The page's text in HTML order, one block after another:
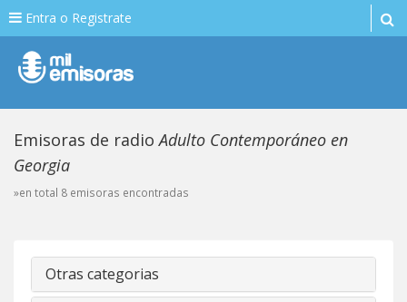
Entra o Registrate
Emisoras de radioAdulto Contemporáneo en
Georgia
»en total 8 emisoras encontradas
Otras categorias